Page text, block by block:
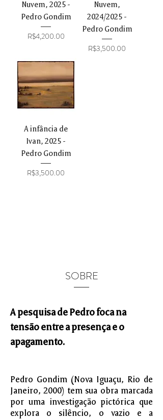
Nuvem, 2025 -
Pedro Gondim
Price
R$4,200.00
Nuvem,
2024/2025 -
Pedro Gondim
Price
R$3,500.00
A infância de
Ivan, 2025 -
Pedro Gondim
Price
R$3,500.00
SOBRE
A pesquisa de Pedro foca na
tensão entre a presença e o
apagamento.
Pedro Gondim (Nova Iguaçu, Rio de
Janeiro, 2000) tem sua obra marcada
por uma investigação pictórica que
explora o silêncio, o vazio e a